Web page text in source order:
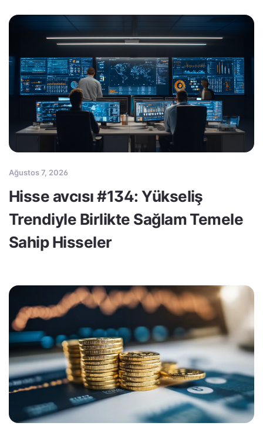
Ağustos 7, 2026
Hisse avcısı #134: Yükseliş
Trendiyle Birlikte Sağlam Temele
Sahip Hisseler